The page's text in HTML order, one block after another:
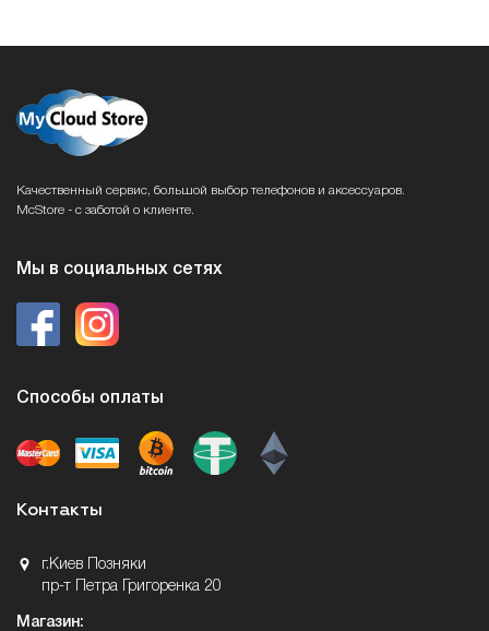
Качественный сервис, большой выбор телефонов и аксессуаров.
McStore - с заботой о клиенте.
Мы в социальных сетях
Способы оплаты
Контакты
г.Киев Позняки
пр-т Петра Григоренка 20
Магазин: